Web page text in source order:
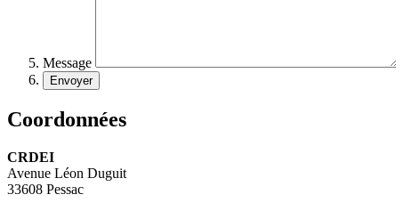
Message
Coordonnées
CRDEI
Avenue Léon Duguit
33608 Pessac